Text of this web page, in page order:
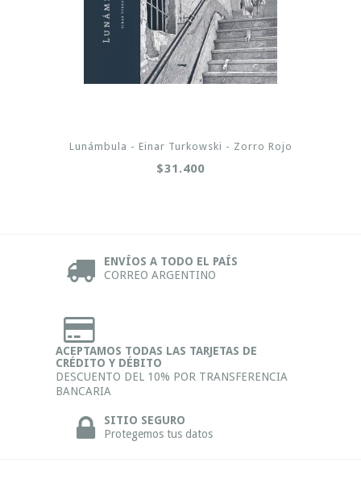
Lunámbula - Einar Turkowski - Zorro Rojo
$31.400
ENVÍOS A TODO EL PAÍS
CORREO ARGENTINO
ACEPTAMOS TODAS LAS TARJETAS DE
CRÉDITO Y DÉBITO
DESCUENTO DEL 10% POR TRANSFERENCIA
BANCARIA
SITIO SEGURO
Protegemos tus datos